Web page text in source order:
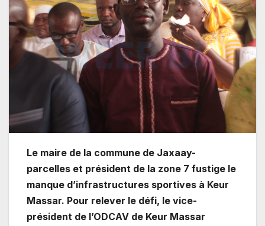
Le maire de la commune de Jaxaay-
parcelles et président de la zone 7 fustige le
manque d’infrastructures sportives à Keur
Massar. Pour relever le défi, le vice-
président de l’ODCAV de Keur Massar